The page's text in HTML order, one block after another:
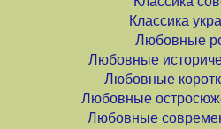
Классика
Любовные
Любовные
Любовные
Любовные
Любовные